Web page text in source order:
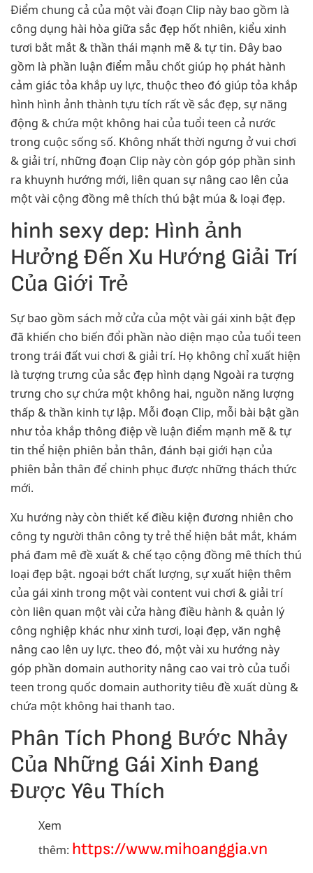
Điểm chung cả của một vài đoạn Clip này bao gồm là
công dụng hài hòa giữa sắc đẹp hốt nhiên, kiểu xinh
tươi bắt mắt & thần thái mạnh mẽ & tự tin. Đây bao
gồm là phần luận điểm mẫu chốt giúp họ phát hành
cảm giác tỏa khắp uy lực, thuộc theo đó giúp tỏa khắp
hình hình ảnh thành tựu tích rất về sắc đẹp, sự năng
động & chứa một không hai của tuổi teen cả nước
trong cuộc sống số. Không nhất thời ngưng ở vui chơi
& giải trí, những đoạn Clip này còn góp góp phần sinh
ra khuynh hướng mới, liên quan sự nâng cao lên của
một vài cộng đồng mê thích thú bật múa & loại đẹp.
hinh sexy dep: Hình ảnh
Hưởng Đến Xu Hướng Giải Trí
Của Giới Trẻ
Sự bao gồm sách mở cửa của một vài gái xinh bật đẹp
đã khiến cho biến đổi phần nào diện mạo của tuổi teen
trong trái đất vui chơi & giải trí. Họ không chỉ xuất hiện
là tượng trưng của sắc đẹp hình dạng Ngoài ra tượng
trưng cho sự chứa một không hai, nguồn năng lượng
thấp & thần kinh tự lập. Mỗi đoạn Clip, mỗi bài bật gần
như tỏa khắp thông điệp về luận điểm mạnh mẽ & tự
tin thể hiện phiên bản thân, đánh bại giới hạn của
phiên bản thân để chinh phục được những thách thức
mới.
Xu hướng này còn thiết kế điều kiện đương nhiên cho
công ty người thân công ty trẻ thể hiện bắt mắt, khám
phá đam mê đề xuất & chế tạo cộng đồng mê thích thú
loại đẹp bật. ngoại bớt chất lượng, sự xuất hiện thêm
của gái xinh trong một vài content vui chơi & giải trí
còn liên quan một vài cửa hàng điều hành & quản lý
công nghiệp khác như xinh tươi, loại đẹp, văn nghệ
nâng cao lên uy lực. theo đó, một vài xu hướng này
góp phần domain authority nâng cao vai trò của tuổi
teen trong quốc domain authority tiêu đề xuất dùng &
chứa một không hai thanh tao.
Phân Tích Phong Bước Nhảy
Của Những Gái Xinh Đang
Được Yêu Thích
Xem
thêm: https://www.mihoanggia.vn